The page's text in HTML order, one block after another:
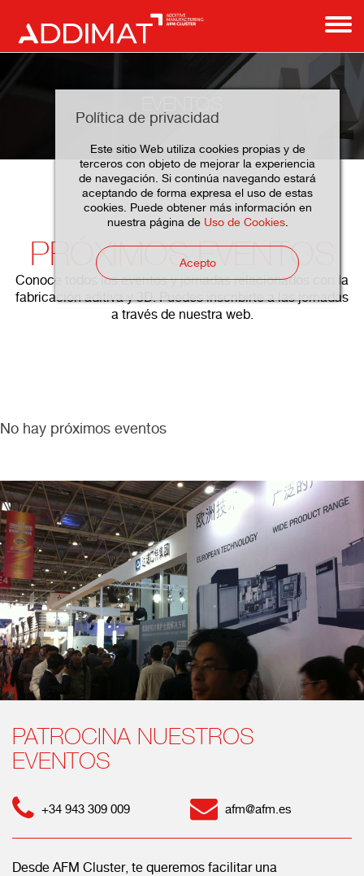
Política de privacidad
Este sitio Web utiliza cookies propias y de
terceros con objeto de mejorar la experiencia
de navegación. Si continúa navegando estará
aceptando de forma expresa el uso de estas
cookies. Puede obtener más información en
nuestra página de Uso de Cookies.
Acepto
Home Eventos
PRÓXIMOS EVENTOS
Conoce todos los eventos y jornadas relacionados con la
fabricación aditiva y 3D. Puedes inscribirte a las jornadas
a través de nuestra web.
No hay próximos eventos
PATROCINA NUESTROS
EVENTOS
+34 943 309 009 afm@afm.es
Desde AFM Cluster, te queremos facilitar una